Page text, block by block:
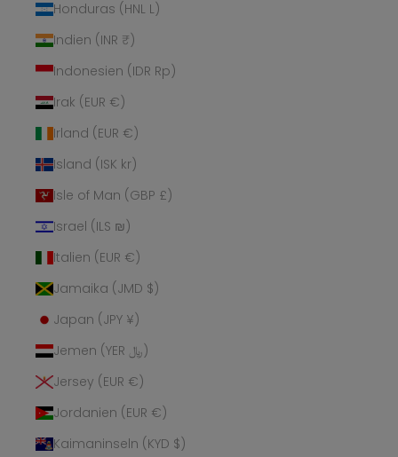
Honduras (HNL L)
Indien (INR ₹)
Indonesien (IDR Rp)
Irak (EUR €)
Irland (EUR €)
Island (ISK kr)
Isle of Man (GBP £)
Israel (ILS ₪)
Italien (EUR €)
Jamaika (JMD $)
Japan (JPY ¥)
Jemen (YER ﷼)
Jersey (EUR €)
Jordanien (EUR €)
Kaimaninseln (KYD $)